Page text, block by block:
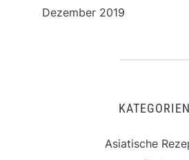
Dezember 2019
KATEGORIEN
Asiatische